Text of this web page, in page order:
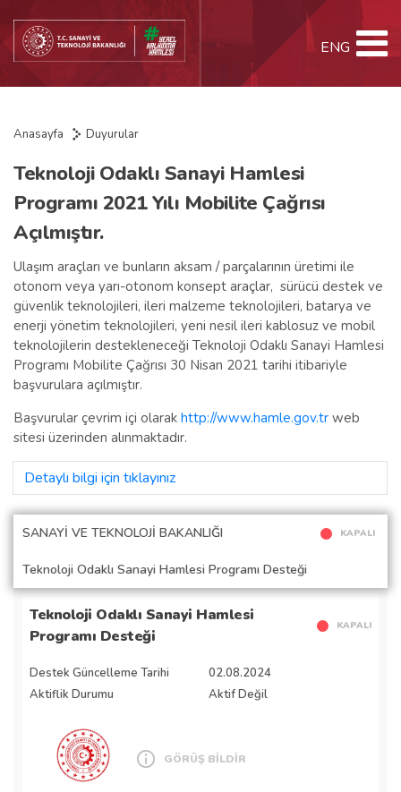
ENG
Anasayfa Duyurular
Teknoloji Odaklı Sanayi Hamlesi
Programı 2021 Yılı Mobilite Çağrısı
Açılmıştır.
Ulaşım araçları ve bunların aksam / parçalarının üretimi ile
otonom veya yarı-otonom konsept araçlar, sürücü destek ve
güvenlik teknolojileri, ileri malzeme teknolojileri, batarya ve
enerji yönetim teknolojileri, yeni nesil ileri kablosuz ve mobil
teknolojilerin destekleneceği Teknoloji Odaklı Sanayi Hamlesi
Programı Mobilite Çağrısı 30 Nisan 2021 tarihi itibariyle
başvurulara açılmıştır.
Başvurular çevrim içi olarak http://www.hamle.gov.tr web
sitesi üzerinden alınmaktadır.
Detaylı bilgi için tıklayınız
SANAYİ VE TEKNOLOJİ BAKANLIĞI
Teknoloji Odaklı Sanayi Hamlesi Programı Desteği
KAPALI
Teknoloji Odaklı Sanayi Hamlesi
Programı Desteği
KAPALI
Destek Güncelleme Tarihi
02.08.2024
Aktiflik Durumu
Aktif Değil
GÖRÜŞ BİLDİR